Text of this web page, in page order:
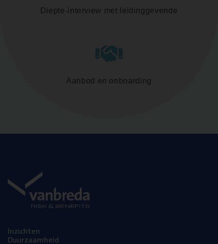
Diepte-interview met leidinggevende
Aanbod en onboarding
Inzich­ten
Duur­zaam­heid